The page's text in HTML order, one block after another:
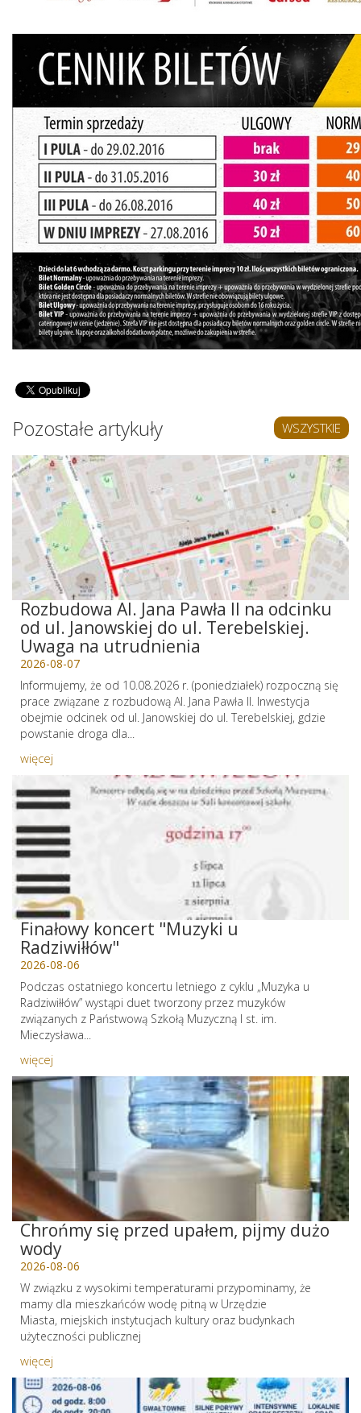
Pozostałe artykuły WSZYSTKIE
Rozbudowa Al. Jana Pawła II na odcinku
od ul. Janowskiej do ul. Terebelskiej.
Uwaga na utrudnienia
2026-08-07
Informujemy, że od 10.08.2026 r. (poniedziałek) rozpoczną się
prace związane z rozbudową Al. Jana Pawła II. Inwestycja
obejmie odcinek od ul. Janowskiej do ul. Terebelskiej, gdzie
powstanie droga dla...
więcej
Finałowy koncert "Muzyki u
Radziwiłłów"
2026-08-06
Podczas ostatniego koncertu letniego z cyklu „Muzyka u
Radziwiłłów” wystąpi duet tworzony przez muzyków
związanych z Państwową Szkołą Muzyczną I st. im.
Mieczysława...
więcej
Chrońmy się przed upałem, pijmy dużo
wody
2026-08-06
W związku z wysokimi temperaturami przypominamy, że
mamy dla mieszkańców wodę pitną w Urzędzie
Miasta, miejskich instytucjach kultury oraz budynkach
użyteczności publicznej
więcej